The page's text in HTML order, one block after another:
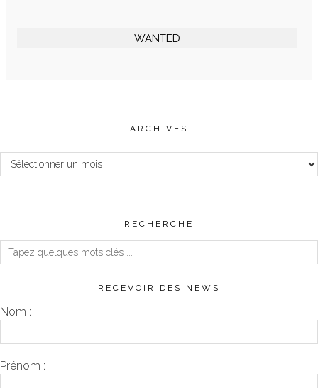
WANTED
ARCHIVES
Archives
RECHERCHE
RECEVOIR DES NEWS
Nom :
Prénom :